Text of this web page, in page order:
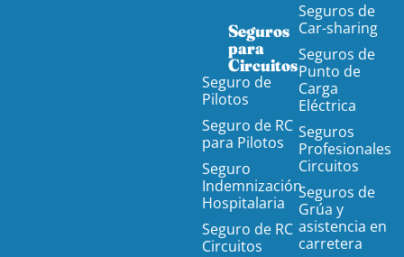
Seguros
para
Circuitos
Seguro de
Pilotos
Seguro de RC
para Pilotos
Seguro
Indemnización
Hospitalaria
Seguro de RC
Circuitos
Seguros de
Car-sharing
Seguros de
Punto de
Carga
Eléctrica
Seguros
Profesionales
Circuitos
Seguros de
Grúa y
asistencia en
carretera